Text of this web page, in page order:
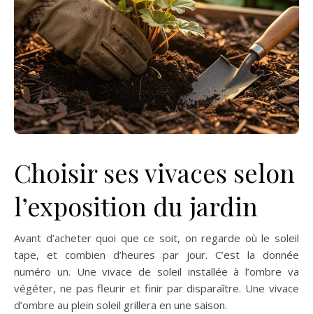
Choisir ses vivaces selon
l’exposition du jardin
Avant d’acheter quoi que ce soit, on regarde où le soleil
tape, et combien d’heures par jour. C’est la donnée
numéro un. Une vivace de soleil installée à l’ombre va
végéter, ne pas fleurir et finir par disparaître. Une vivace
d’ombre au plein soleil grillera en une saison.